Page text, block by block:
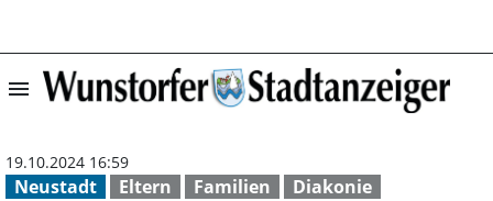
menu Thementag für
Neustadt Eltern Familien Diakonie
19.10.2024 16:59